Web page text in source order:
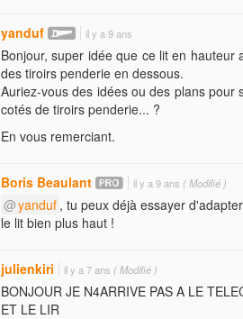
yanduf il y a 9 ans
Bonjour, super idée que ce lit en
des tiroirs penderie en dessous.
Auriez-vous des idées ou des plans
cotés de tiroirs penderie... ?
En vous remerciant.
Boris Beaulant il y a 9 ans ( Modifié )
yanduf , tu peux déjà essayer
le lit bien plus haut !
julienkiri il y a 7 ans ( Modifié )
BONJOUR JE N4ARRIVE PAS A LE
ET LE LIR